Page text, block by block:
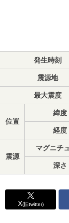
発生時刻
震源地
最大震度
位置
緯度
経度
震源
マグニチ
深さ
X(旧twitter)